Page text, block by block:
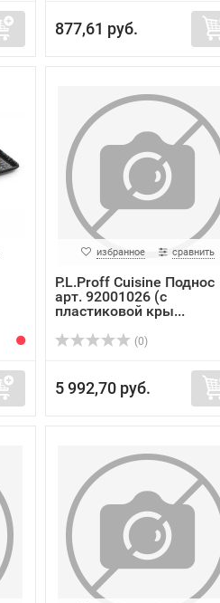
877,61 руб.
избранное сравнить
P.L.Proff Cuisine Поднос
арт. 92001026 (с
пластиковой кры...
(0)
5 992,70 руб.